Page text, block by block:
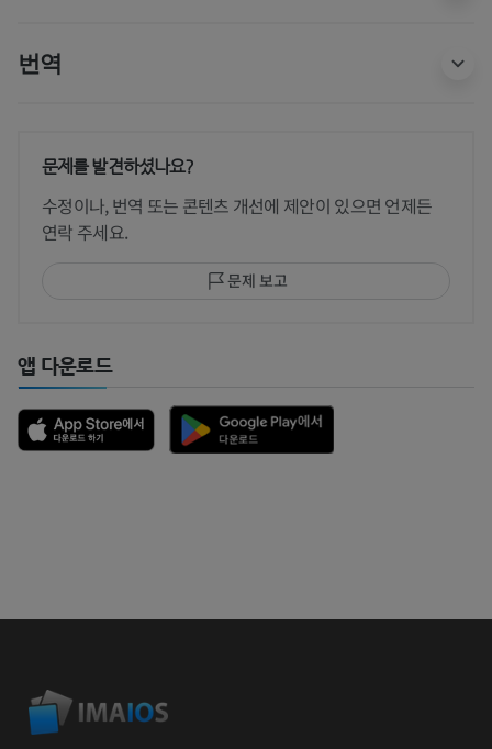
번역
문제를 발견하셨나요?
수정이나, 번역 또는 콘텐츠 개선에 제안이 있으면 언제든
연락 주세요.
문제 보고
앱 다운로드